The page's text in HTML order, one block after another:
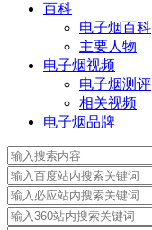
百科
电子烟百科
主要人物
电子烟视频
电子烟测评
相关视频
电子烟品牌